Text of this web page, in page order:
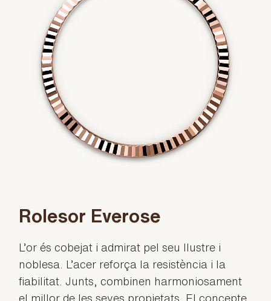
Rolesor Everose
L’or és cobejat i admirat pel seu llustre i
noblesa. L’acer reforça la resistència i la
fiabilitat. Junts, combinen harmoniosament
el millor de les seves propietats. El concepte